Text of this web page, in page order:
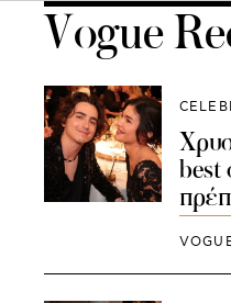
Vogue
best